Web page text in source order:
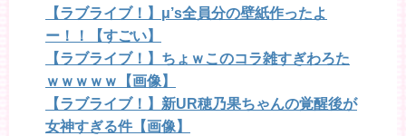
【ラブライブ！】μ’s全員分の壁紙作ったよ
ー！！【すごい】
【ラブライブ！】ちょｗこのコラ雑すぎわろた
ｗｗｗｗｗ【画像】
【ラブライブ！】新UR穂乃果ちゃんの覚醒後が
女神すぎる件【画像】